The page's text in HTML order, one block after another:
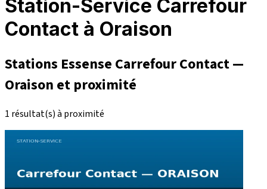
Station-Service Carrefour
Contact à Oraison
Stations Essense Carrefour Contact —
Oraison et proximité
1 résultat(s) à proximité